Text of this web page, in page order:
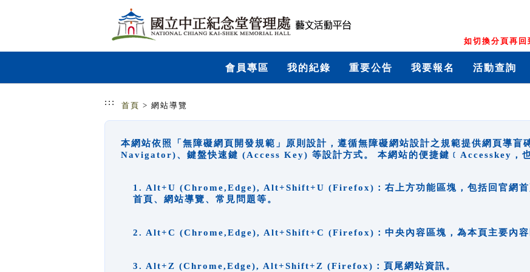
如切換分頁再
會員專區 我的紀錄 重要公告 我要報名 活動查詢
::: 首頁 > 網站導覽
本網站依照「無障礙網頁開發規範」原則設計，遵循無障礙網站設計之規範提供網頁導
Navigator)、鍵盤快速鍵 (Access Key) 等設計方式。 本網站的便捷鍵﹝Accesskey，也
1. Alt+U (Chrome,Edge), Alt+Shift+U (Firefox)：右上方功能區塊，包括回官網首
首頁、網站導覽、常見問題等。
2. Alt+C (Chrome,Edge), Alt+Shift+C (Firefox)：中央內容區塊，為本頁主要內容
3. Alt+Z (Chrome,Edge), Alt+Shift+Z (Firefox)：頁尾網站資訊。